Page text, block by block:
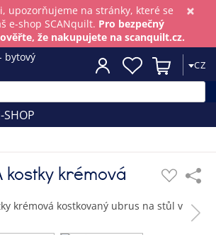
×
upozorňujeme na stránky, které se
e-shop SCANquilt. Pro bezpečný
že nakupujete na scanquilt.cz.
CZ
SHOP
kostky krémová